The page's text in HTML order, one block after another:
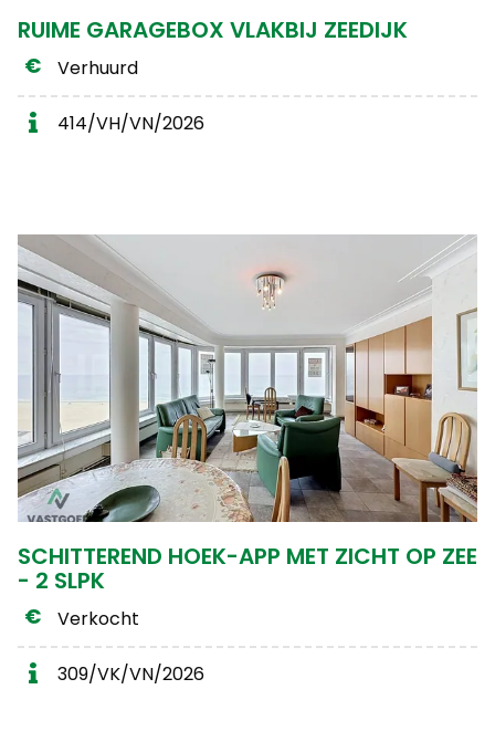
RUIME GARAGEBOX VLAKBIJ ZEEDIJK
Verhuurd
414/VH/VN/2026
SCHITTEREND HOEK-APP MET ZICHT OP ZEE
- 2 SLPK
Verkocht
309/VK/VN/2026